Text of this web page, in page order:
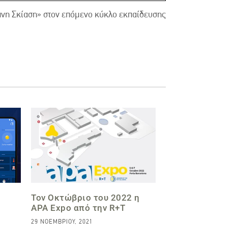
Σκίαση» στον επόμενο κύκλο εκπαίδευσης
Τον Οκτώβριο του 2022 η
APA Expo από την R+T
29 ΝΟΕΜΒΡΊΟΥ, 2021